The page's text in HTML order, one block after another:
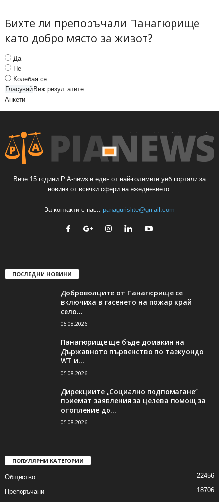
Бихте ли препоръчали Панагюрище
като добро място за живот?
Да
Не
Колебая се
Виж резултатите
Анкети
Вече 15 години PIA-news е един от най-големите уеб портали за
новини от всички сфери на ежедневието.
За контакти с нас:: panagurishte@gmail.com
ПОСЛЕДНИ НОВИНИ
Доброволците от Панагюрище се
включиха в гасенето на пожар край
село...
05.08.2026
Панагюрище ще бъде домакин на
Държавното първенство по таекуондо
WT и...
05.08.2026
Дирекциите „Социално подпомагане“
приемат заявления за целева помощ за
отопление до...
05.08.2026
ПОПУЛЯРНИ КАТЕГОРИИ
Общество 22456
Препоръчани
18706